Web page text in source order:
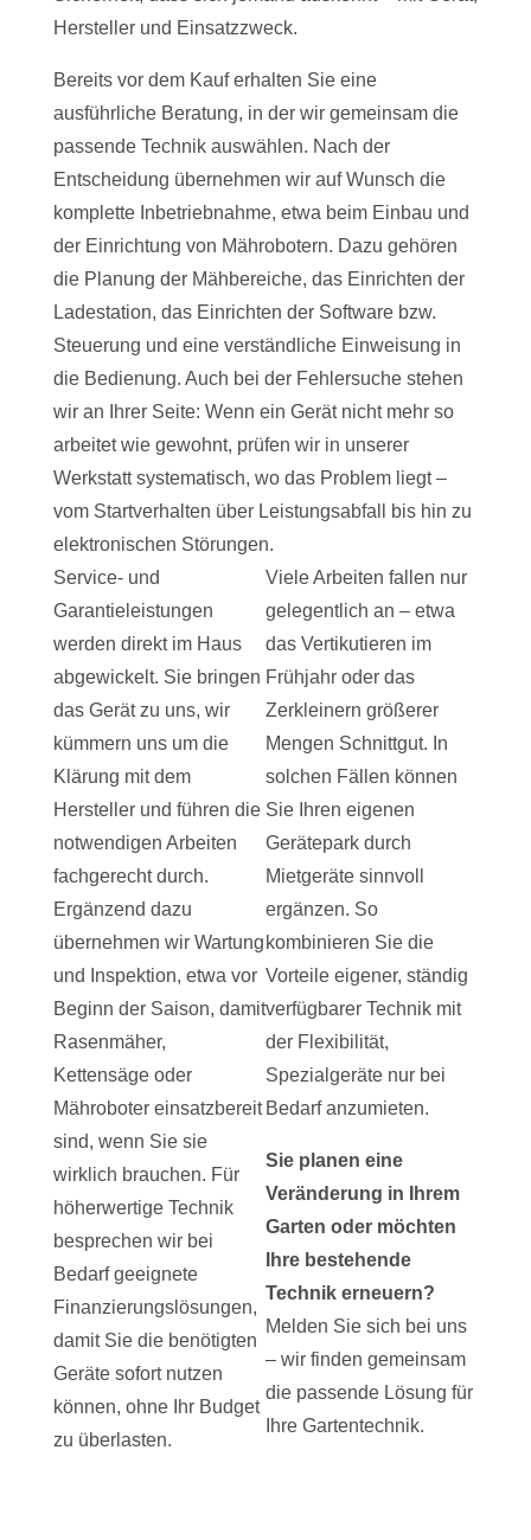
Hersteller und Einsatzzweck.
Bereits vor dem Kauf erhalten Sie eine
ausführliche Beratung, in der wir gemeinsam die
passende Technik auswählen. Nach der
Entscheidung übernehmen wir auf Wunsch die
komplette Inbetriebnahme, etwa beim Einbau und
der Einrichtung von Mährobotern. Dazu gehören
die Planung der Mähbereiche, das Einrichten der
Ladestation, das Einrichten der Software bzw.
Steuerung und eine verständliche Einweisung in
die Bedienung. Auch bei der Fehlersuche stehen
wir an Ihrer Seite: Wenn ein Gerät nicht mehr so
arbeitet wie gewohnt, prüfen wir in unserer
Werkstatt systematisch, wo das Problem liegt –
vom Startverhalten über Leistungsabfall bis hin zu
elektronischen Störungen.
Service- und
Garantieleistungen
werden direkt im Haus
abgewickelt. Sie bringen
das Gerät zu uns, wir
kümmern uns um die
Klärung mit dem
Hersteller und führen die
notwendigen Arbeiten
fachgerecht durch.
Ergänzend dazu
übernehmen wir Wartung
und Inspektion, etwa vor
Beginn der Saison, damit
Rasenmäher,
Kettensäge oder
Mähroboter einsatzbereit
sind, wenn Sie sie
wirklich brauchen. Für
höherwertige Technik
besprechen wir bei
Bedarf geeignete
Finanzierungslösungen,
damit Sie die benötigten
Geräte sofort nutzen
können, ohne Ihr Budget
zu überlasten.
Viele Arbeiten fallen nur
gelegentlich an – etwa
das Vertikutieren im
Frühjahr oder das
Zerkleinern größerer
Mengen Schnittgut. In
solchen Fällen können
Sie Ihren eigenen
Gerätepark durch
Mietgeräte sinnvoll
ergänzen. So
kombinieren Sie die
Vorteile eigener, ständig
verfügbarer Technik mit
der Flexibilität,
Spezialgeräte nur bei
Bedarf anzumieten.
Sie planen eine
Veränderung in Ihrem
Garten oder möchten
Ihre bestehende
Technik erneuern?
Melden Sie sich bei uns
– wir finden gemeinsam
die passende Lösung für
Ihre Gartentechnik.